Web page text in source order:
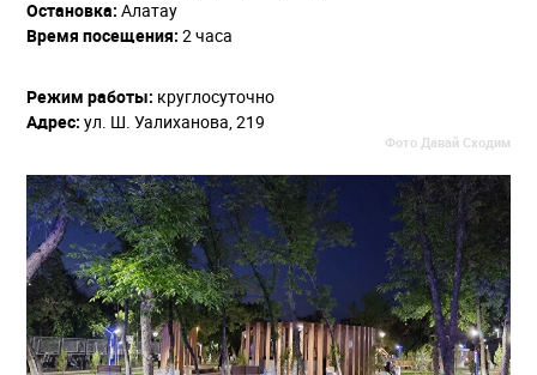
Остановка: Алатау
Время посещения: 2 часа
Режим работы: круглосуточно
Адрес: ул. Ш. Уалиханова, 219
Фото Давай Сходим